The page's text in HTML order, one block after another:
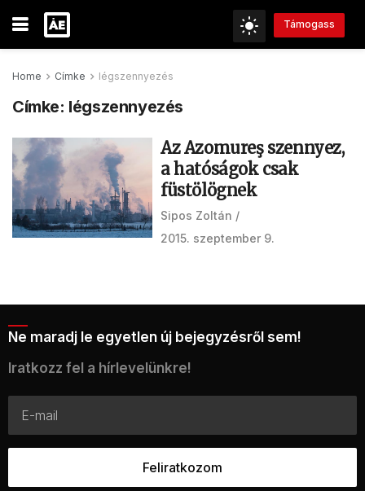
Támogass
Home Címke légszennyezés
Címke: légszennyezés
Az Azomureş szennyez,
a hatóságok csak
füstölögnek
Sipos Zoltán
2015. szeptember 9.
Ne maradj le egyetlen új bejegyzésről sem!
Iratkozz fel a hírlevelünkre!